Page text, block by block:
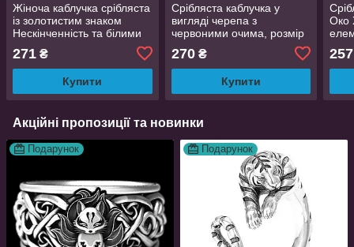
Жіноча каблучка срібляста
із золотистим знаком
Нескінченність та білими
271 ₴
Купити
Срібляста каблучка у
вигляді черепа з
червоними очима, розмір
270₴
Купити
Око
257
Акційні пропозиції та новинки
Подарунок Подарунок